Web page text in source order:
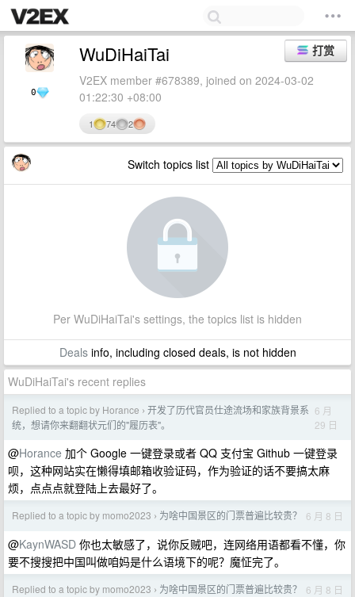
0
打赏
WuDiHaiTai
V2EX member #678389, joined on 2024-03-02
01:22:30 +08:00
1 74 2
Switch topics list
Per WuDiHaiTai's settings, the topics list is hidden
Dealsinfo, including closed deals, is not hidden
WuDiHaiTai's recent replies
Replied to a topic by Horance › 开发了历代官员仕途流场和家族背景系
统，想请你来翻翻状元们的"履历表"。
6 月
29 日
@Horance 加个 Google 一键登录或者 QQ 支付宝 Github 一键登录
呗，这种网站实在懒得填邮箱收验证码，作为验证的话不要搞太麻
烦，点点点就登陆上去最好了。
Replied to a topic by momo2023 › 为啥中国景区的门票普遍比较贵？ 6 月 8 日
@KaynWASD 你也太敏感了，说你反贼吧，连网络用语都看不懂，你
要不搜搜把中国叫做咱妈是什么语境下的呢？魔怔完了。
Replied to a topic by momo2023 › 为啥中国景区的门票普遍比较贵？ 6 月 8 日